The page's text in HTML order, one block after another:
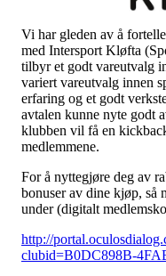
Vi har gleden av å
med Intersport Kløfta
tilbyr et godt vareutvalg
variert vareutvalg innen
erfaring og et godt
avtalen kunne nyte godt
klubben vil få en
medlemmene.
For å nyttegjøre deg av
bonuser av dine kjøp, så
under (digitalt
http://
clubid=B0DC898B-